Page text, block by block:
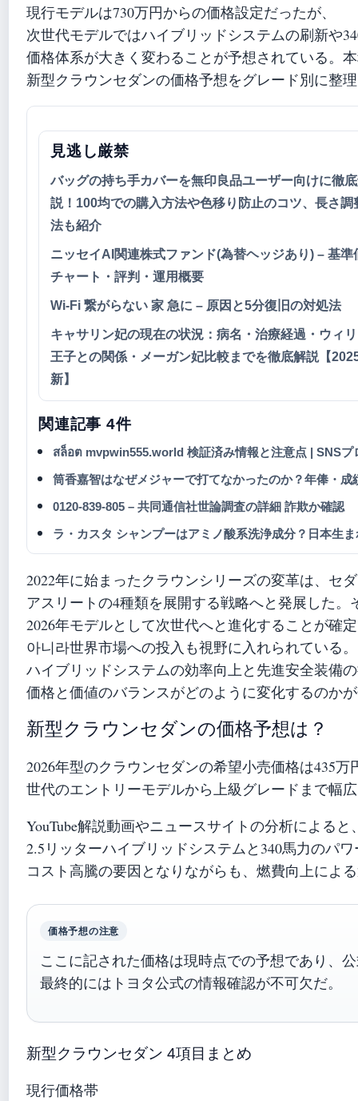
現行モデルは730万円からの価格設定だったが、
次世代モデルではハイブリッドシステムの刷新や
価格体系が大きく変わることが予想されている。
新型クラウンセダンの価格予想をグレード別に整
見逃し厳禁
バッグの持ち手カバーを無印良品ユーザー向けに徹
説！100均での購入方法や色移り防止のコツ、長さ調
法も紹介
ニッセイAI関連株式ファンド(為替ヘッジあり) – 基準
チャート・評判・運用概要
Wi-Fi 繋がらない 家 急に – 原因と5分復旧の対処法
キャサリン妃の現在の状況：病名・治療経過・ウィ
王子との関係・メーガン妃比較までを徹底解説【
新】
関連記事 4件
สล็อต mvpwin555.world 検証済み情報と注意点 | SNSプ
筒香嘉智はなぜメジャーで打てなかったのか？年俸・
0120-839-805 – 共同通信社世論調査の詳細 詐欺か確認
ラ・カスタ シャンプーはアミノ酸系洗浄成分？日本生
2022年に始まったクラウンシリーズの変革は、セ
アスリートの4種類を展開する戦略へと発展した。
2026年モデルとして次世代へと進化することが確
아니라世界市場への投入も視野に入れられている。
ハイブリッドシステムの効率向上と先進安全装備
価格と価値のバランスがどのように変化するのか
新型クラウンセダンの価格予想は？
2026年型のクラウンセダンの希望小売価格は435
世代のエントリーモデルから上級グレードまで幅
YouTube解説動画やニュースサイトの分析によると
2.5リッターハイブリッドシステムと340馬力のパ
コスト高騰の要因となりながらも、燃費向上によ
価格予想の注意
ここに記された価格は現時点での予想であり、
最終的にはトヨタ公式の情報確認が不可欠だ。
新型クラウンセダン 4項目まとめ
現行価格帯